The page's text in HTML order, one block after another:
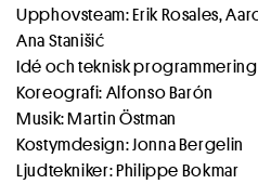
Upphovsteam: Erik Rosales,
Ana Stanišić
Idé och teknisk programmering:
Koreografi: Alfonso Barón
Musik: Martin Östman
Kostymdesign: Jonna Bergelin
Ljudtekniker: Philippe Bokmar